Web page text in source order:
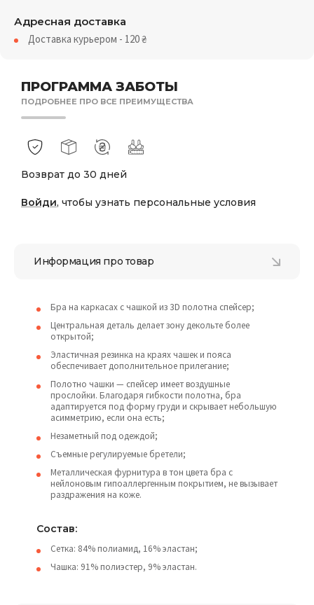
ПРОГРАММА ЗАБОТЫ
ПОДРОБНЕЕ ПРО ВСЕ ПРЕИМУЩЕСТВА
Возврат до 30 дней
Войди, чтобы узнать персональные условия
Адресная доставка
Доставка курьером - 120₴
Информация про товар
Бра на каркасах с чашкой из 3D полотна спейсер;
Центральная деталь делает зону декольте более
открытой;
Эластичная резинка на краях чашек и пояса
обеспечивает дополнительное прилегание;
Полотно чашки — спейсер имеет воздушные
прослойки. Благодаря гибкости полотна, бра
адаптируется под форму груди и скрывает небольшую
асимметрию, если она есть;
Незаметный под одеждой;
Съемные регулируемые бретели;
Металлическая фурнитура в тон цвета бра с
нейлоновым гипоаллергенным покрытием, не вызывает
раздражения на коже.
Состав:
Сетка: 84% полиамид, 16% эластан;
Чашка: 91% полиэстер, 9% эластан.